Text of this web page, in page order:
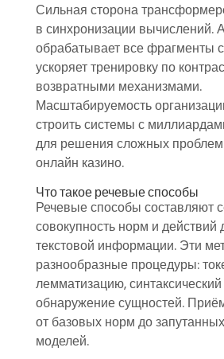
Сильная сторона
в синхронизации вычислений.
обрабатывает все фрагменты
ускоряет тренировку по
возвратными механизмами.
Масштабируемость
строить системы с
для решения сложных проблем
онлайн казино.
Что такое речевые способы
Речевые способы составляют
совокупность норм и действий
текстовой информации. Эти
разнообразные процедуры:
лемматизацию, синтаксический
обнаружение сущностей.
от базовых норм до
моделей.